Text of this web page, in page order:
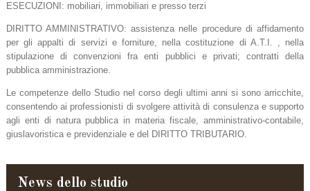
ESECUZIONI: mobiliari, immobiliari e presso terzi
DIRITTO AMMINISTRATIVO: assistenza nelle procedure di affidamento
per gli appalti di servizi e forniture, nella costituzione di A.T.I. , nella
stipulazione di convenzioni fra enti pubblici e privati; contratti della
pubblica amministrazione.
Le competenze dello Studio nel corso degli ultimi anni si sono arricchite,
consentendo ai professionisti di svolgere attività di consulenza e supporto
agli enti di natura pubblica in materia fiscale, amministrativo-contabile,
giuslavoristica e previdenziale e del DIRITTO TRIBUTARIO.
News dello studio